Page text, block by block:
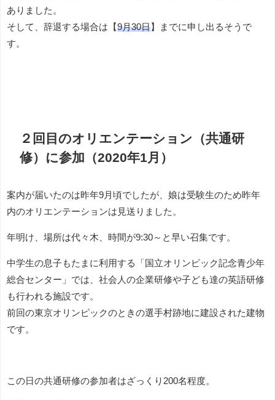
ありました。
そして、辞退する場合は【9月30日】までに申し出るそうで
す。
２回目のオリエンテーション（共通研
修）に参加（2020年1月）
案内が届いたのは昨年9月頃でしたが、娘は受験生のため昨年
内のオリエンテーションは見送りました。
年明け、場所は代々木、時間が9:30～と早い召集です。
中学生の息子もたまに利用する「国立オリンピック記念青少年
総合センター」では、社会人の企業研修や子ども達の英語研修
も行われる施設です。
前回の東京オリンピックのときの選手村跡地に建設された建物
です。
この日の共通研修の参加者はざっくり200名程度。